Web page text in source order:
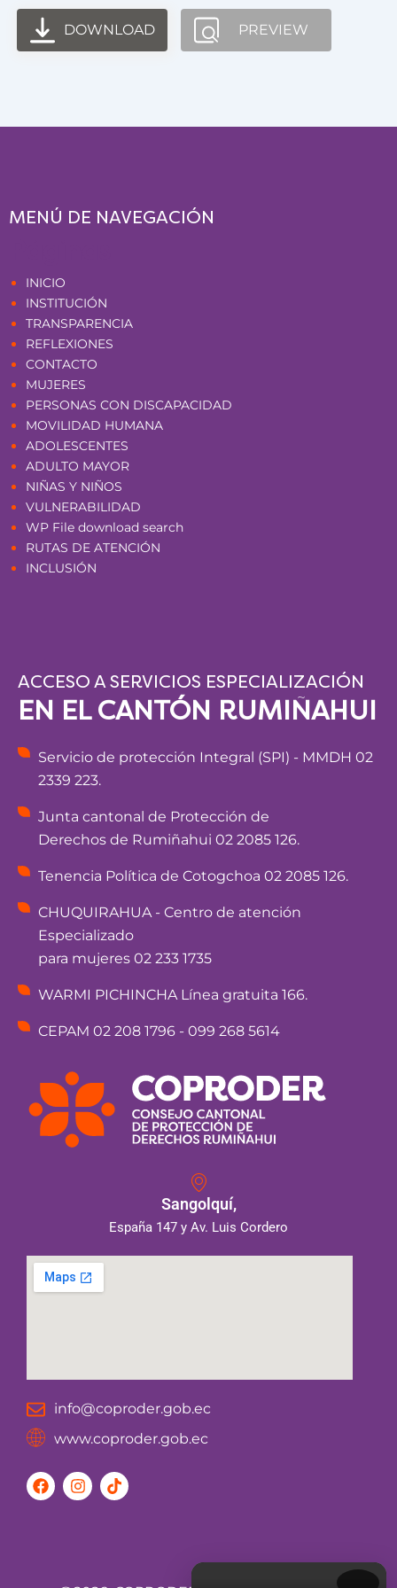
DOWNLOAD PREVIEW
MENÚ DE NAVEGACIÓN
INICIO
INSTITUCIÓN
TRANSPARENCIA
REFLEXIONES
CONTACTO
MUJERES
PERSONAS CON DISCAPACIDAD
MOVILIDAD HUMANA
ADOLESCENTES
ADULTO MAYOR
NIÑAS Y NIÑOS
VULNERABILIDAD
WP File download search
RUTAS DE ATENCIÓN
INCLUSIÓN
ACCESO A SERVICIOS ESPECIALIZACIÓN
EN EL CANTÓN RUMIÑAHUI
Servicio de protección Integral (SPI) - MMDH 02
2339 223.
Junta cantonal de Protección de
Derechos de Rumiñahui 02 2085 126.
Tenencia Política de Cotogchoa 02 2085 126.
CHUQUIRAHUA - Centro de atención
Especializado
para mujeres 02 233 1735
WARMI PICHINCHA Línea gratuita 166.
CEPAM 02 208 1796 - 099 268 5614
Sangolquí,
España 147 y Av. Luis Cordero
info@coproder.gob.ec
www.coproder.gob.ec
F
a
I
n
T
i